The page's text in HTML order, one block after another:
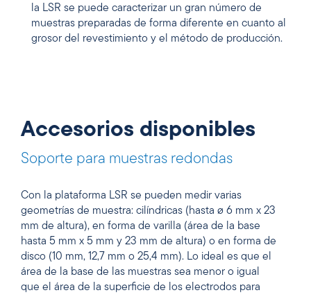
la LSR se puede caracterizar un gran número de
muestras preparadas de forma diferente en cuanto al
grosor del revestimiento y el método de producción.
Accesorios disponibles
Soporte para muestras redondas
Con la plataforma LSR se pueden medir varias
geometrías de muestra: cilíndricas (hasta ø 6 mm x 23
mm de altura), en forma de varilla (área de la base
hasta 5 mm x 5 mm y 23 mm de altura) o en forma de
disco (10 mm, 12,7 mm o 25,4 mm). Lo ideal es que el
área de la base de las muestras sea menor o igual
que el área de la superficie de los electrodos para